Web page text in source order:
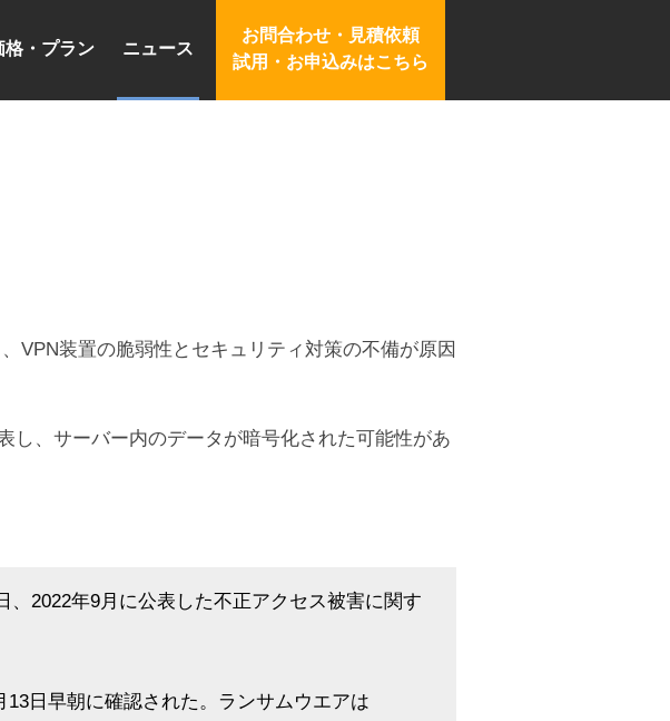
格・プラン ニュース
お問合わせ・見積依頼
試用・お申込みはこちら
VPN装置の脆弱性とセキュリティ対策の不備が原因
し、サーバー内のデータが暗号化された可能性があ
2022年9月に公表した不正アクセス被害に関す
日早朝に確認された。ランサムウエアは